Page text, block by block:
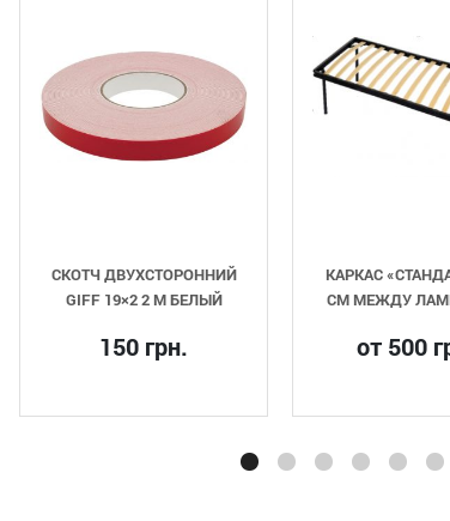
СКОТЧ ДВУХСТОРОННИЙ
GIFF 19×2 2 М БЕЛЫЙ
150 грн.
КАРКАС «СТАНДАРТ» (6,5
СМ МЕЖДУ ЛАМЕЛЯМИ)
от 500 грн.